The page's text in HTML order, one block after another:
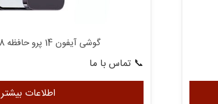
گوشی آیفون 14 پرو حافظه 128 گیگابایت
📞 تماس با ما
اطلاعات بیشتر